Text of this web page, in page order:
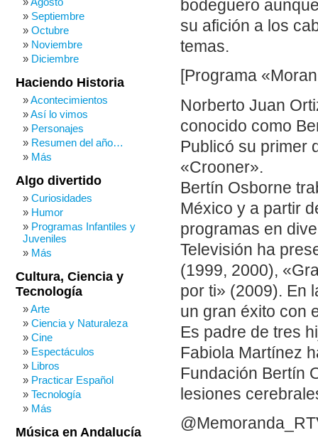
bodeguero
su afición a los
temas.
[Programa
Norberto Juan
conocido como
Publicó su primer
«Crooner».
Bertín Osborne
México y a partir
programas en
Televisión ha
(1999, 2000),
por ti» (2009). En
un gran éxito con
Es padre de tres
Fabiola Martínez
Fundación Bertín
lesiones
Septiembre
Octubre
Noviembre
Diciembre
Haciendo Historia
Acontecimientos
Así lo vimos
Personajes
Resumen del año…
Más
Algo divertido
Curiosidades
Humor
Programas Infantiles y
Juveniles
Más
Cultura, Ciencia y
Tecnología
Arte
Ciencia y Naturaleza
Cine
Espectáculos
Libros
Practicar Español
Tecnología
Más
Música en Andalucía